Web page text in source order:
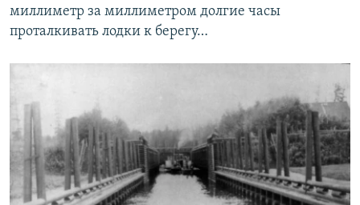
миллиметр за миллиметром долгие часы
проталкивать лодки к берегу…